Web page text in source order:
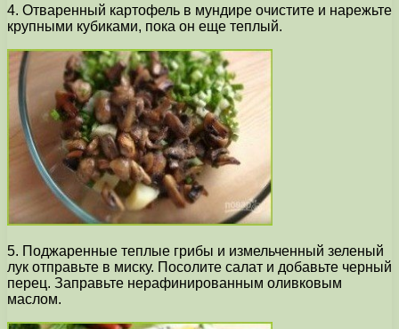
4. Отваренный картофель в мундире очистите и нарежьте
крупными кубиками, пока он еще теплый.
5. Поджаренные теплые грибы и измельченный зеленый
лук отправьте в миску. Посолите салат и добавьте черный
перец. Заправьте нерафинированным оливковым
маслом.